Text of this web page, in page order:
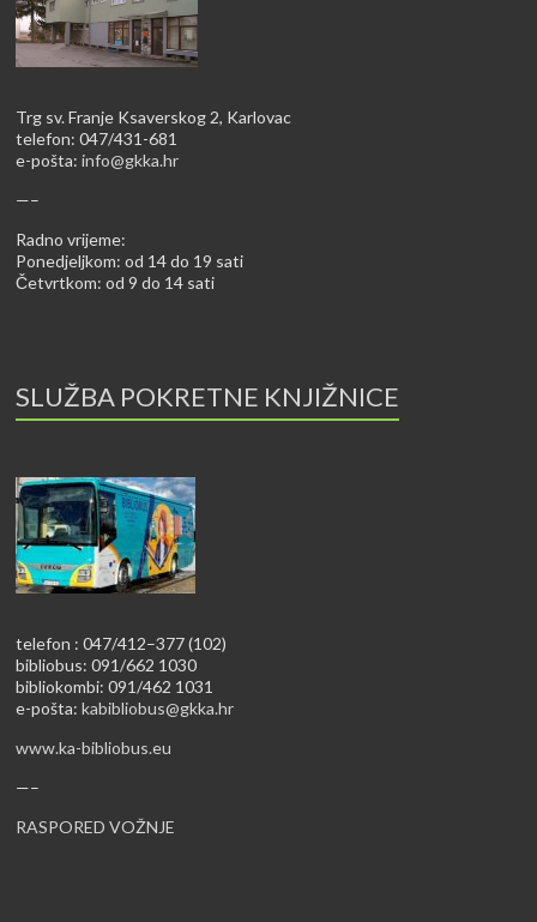
Trg sv. Franje Ksaverskog 2, Karlovac
telefon: 047/431-681
e-pošta:info@gkka.hr
—–
Radno vrijeme:
Ponedjeljkom: od 14 do 19 sati
Četvrtkom: od 9 do 14 sati
SLUŽBA POKRETNE KNJIŽNICE
telefon : 047/412–377 (102)
bibliobus: 091/662 1030
bibliokombi: 091/462 1031
e-pošta:kabibliobus@gkka.hr
www.ka-bibliobus.eu
—–
RASPORED VOŽNJE